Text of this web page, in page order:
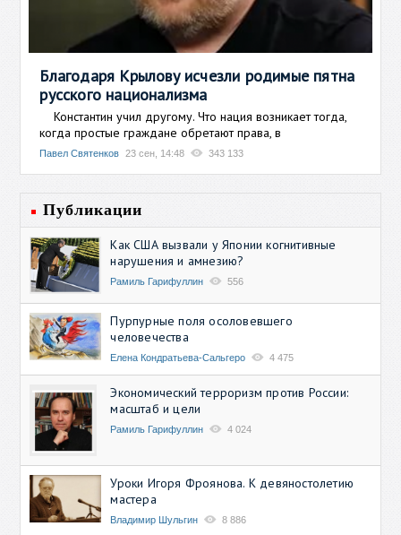
Благодаря Крылову исчезли родимые пятна
русского национализма
Константин учил другому. Что нация возникает тогда,
когда простые граждане обретают права, в
Павел Святенков 23 сен, 14:48 343 133
Публикации
Как США вызвали у Японии когнитивные
нарушения и амнезию?
Рамиль Гарифуллин 556
Пурпурные поля осоловевшего
человечества
Елена Кондратьева-Сальгеро 4 475
Экономический терроризм против России:
масштаб и цели
Рамиль Гарифуллин 4 024
Уроки Игоря Фроянова. К девяностолетию
мастера
Владимир Шульгин 8 886